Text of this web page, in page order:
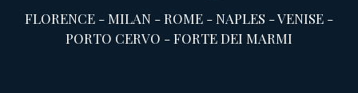
FLORENCE -MILAN -ROME -NAPLES -VENISE -
PORTO CERVO -FORTE DEI MARMI